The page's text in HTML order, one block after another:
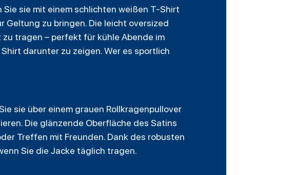
sie mit einem schlichten weißen T-Shirt
Geltung zu bringen. Die leicht oversized
tragen – perfekt für kühle Abende im
darunter zu zeigen. Wer es sportlich
sie über einem grauen Rollkragenpullover
Die glänzende Oberfläche des Satins
Treffen mit Freunden. Dank des robusten
Sie die Jacke täglich tragen.